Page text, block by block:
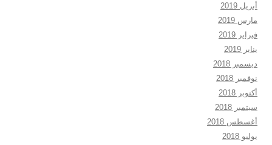
أبريل 2019
مارس 2019
فبراير 2019
يناير 2019
ديسمبر 2018
نوفمبر 2018
أكتوبر 2018
سبتمبر 2018
أغسطس 2018
يوليو 2018